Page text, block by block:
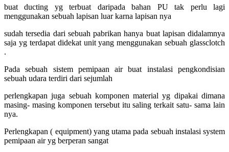
buat ducting yg terbuat daripada bahan PU tak perlu lagi
menggunakan sebuah lapisan luar karna lapisan nya
sudah tersedia dari sebuah pabrikan hanya buat lapisan didalamnya
saja yg terdapat didekat unit yang menggunakan sebuah glassclotch
.
Pada sebuah sistem pemipaan air buat instalasi pengkondisian
sebuah udara terdiri dari sejumlah
perlengkapan juga sebuah komponen material yg dipakai dimana
masing- masing komponen tersebut itu saling terkait satu- sama lain
nya.
Perlengkapan ( equipment) yang utama pada sebuah instalasi system
pemipaan air yg berperan sangat